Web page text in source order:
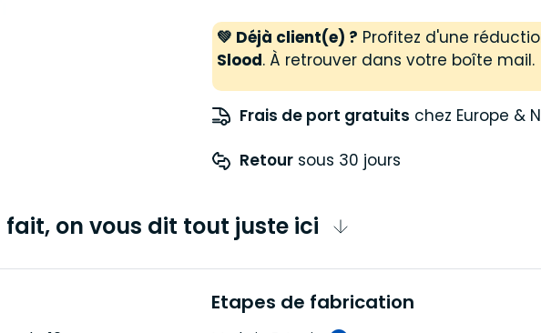
💚 Déjà client(e) ? Profitez d'une
Slood. À retrouver dans votre boîte mail.
Frais de port gratuits chez Europe &
Retour sous 30 jours
fait, on vous dit tout juste ici
Etapes de fabrication